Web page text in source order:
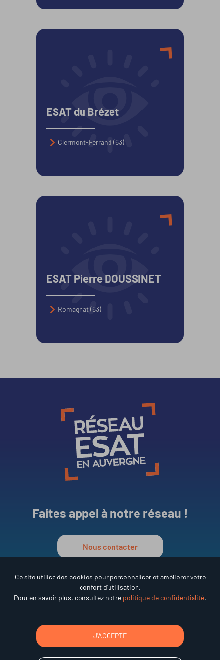
Prestations artisanales
Prestations en entreprise
Travail du bois
Travail du plastique
ESAT du Brézet
Clermont-Ferrand (63)
ESAT Pierre DOUSSINET
Romagnat (63)
Faites appel à notre réseau !
Nous contacter
Réseau ESAT en Auvergne
15 rue des Frères Lumière•63000 Clermont-Ferrand
Tél : 04 73 92 68 95
Ce site utilise des cookies pour personnaliser et améliorer votre
confort d'utilisation.
Pour en savoir plus, consultez notre politique de confidentialité.
J'ACCEPTE